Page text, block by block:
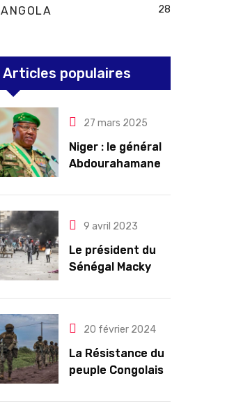
ANGOLA 28
Articles populaires
27 mars 2025
Niger : le général
Abdourahamane
officiellement
pour cinq ans
renouvelables
9 avril 2023
Le président du
Sénégal Macky
mesures pour
troubles
20 février 2024
La Résistance du
peuple Congolais
du M23 soutenu